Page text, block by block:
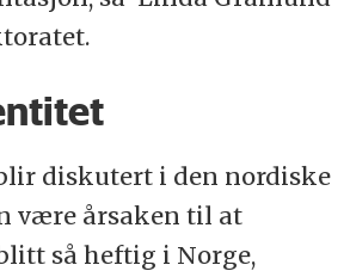
diskutert i den nordiske
være årsaken til at
så heftig i Norge,